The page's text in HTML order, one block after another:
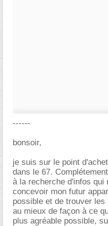
------
bonsoir,
je suis sur le point
dans le 67.
à la recherche d'infos qui
concevoir mon futur
possible et de trouver
au mieux de façon à ce
plus agréable possible,